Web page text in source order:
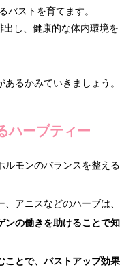
バストを育てます。
出し、健康的な体内環境を
るかみていきましょう。
ハーブティー
ルモンのバランスを整える
アニスなどのハーブは、
ンの働きを助けることで知
ことで、バストアップ効果